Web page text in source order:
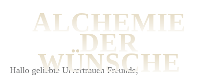
ALCHEMIE
DER
WÜNSCHE
Hallo geliebte Urvertrauen Freunde,